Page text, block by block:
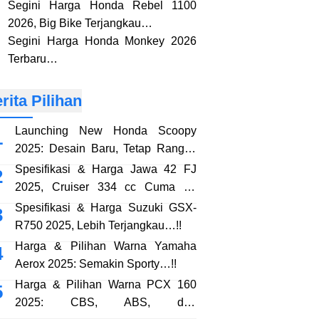
Segini Harga Honda Rebel 1100
2026, Big Bike Terjangkau…
Segini Harga Honda Monkey 2026
Terbaru…
Pilihan
Launching New Honda Scoopy
2025: Desain Baru, Tetap Rangka
eSAF…!!
Spesifikasi & Harga Jawa 42 FJ
2025, Cruiser 334 cc Cuma 38
Jutaan…!!
Spesifikasi & Harga Suzuki GSX-
R750 2025, Lebih Terjangkau…!!
Harga & Pilihan Warna Yamaha
Aerox 2025: Semakin Sporty…!!
Harga & Pilihan Warna PCX 160
2025: CBS, ABS, dan